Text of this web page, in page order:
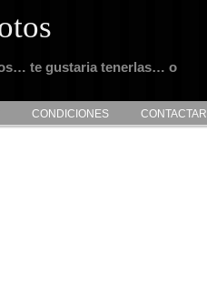
te gustaria tenerlas… o
CONDICIONES CONTACTAR